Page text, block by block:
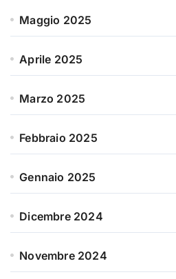
Maggio 2025
Aprile 2025
Marzo 2025
Febbraio 2025
Gennaio 2025
Dicembre 2024
Novembre 2024